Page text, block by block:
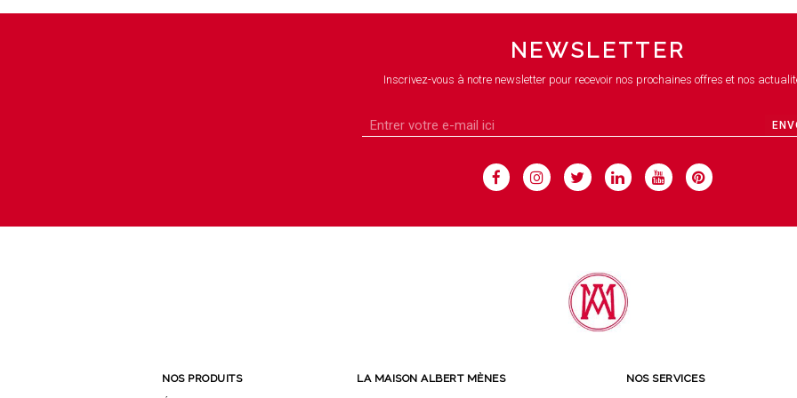
NEWSLETTER
Inscrivez-vous à notre newsletter pour recevoir nos prochaines offres et nos
NOS PRODUITS LA MAISON ALBERT MÈNES NOS SERVICES